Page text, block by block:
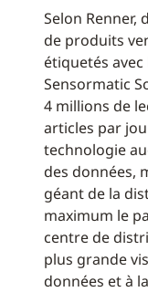
Selon Renner,
de produits
étiquetés
Sensormatic
4 millions de
articles par
technologie
des données,
géant de la
maximum le
centre de
plus grande
données et à